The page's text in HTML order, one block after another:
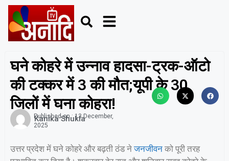
घने कोहरे में उन्नाव हादसा-ट्रक-ऑटो
की टक्कर में 3 की मौत;यूपी के 30
जिलों में घना कोहरा!
Kanika Shukla
Published on : 13 December,
2025
उत्तर प्रदेश में घने कोहरे और बढ़ती ठंड नेजनजीवन को पूरी तरह